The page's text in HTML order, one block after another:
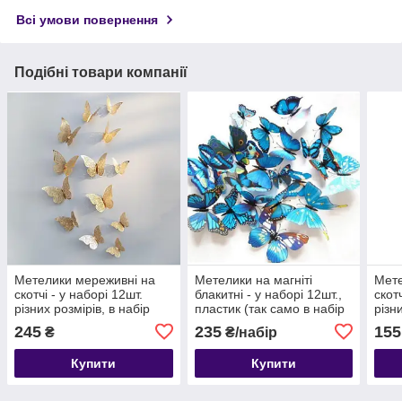
Всі умови повернення
Подібні товари компанії
Метелики мереживні на
скотчі - у наборі 12шт.
різних розмірів, в набір
скотч
245 ₴
Купити
Метелики на магніті
блакитні - у наборі 12шт.,
пластик (так само в набір
скотч)
235₴/набір
Купити
155